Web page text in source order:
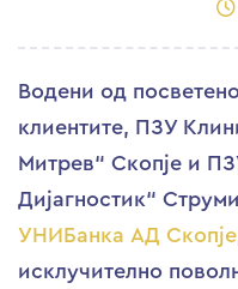
Водени од
клиентите, ПЗУ
Митрев“ Скопје и
Дијагностик“
УНИБанка АД Скопје
исклучително